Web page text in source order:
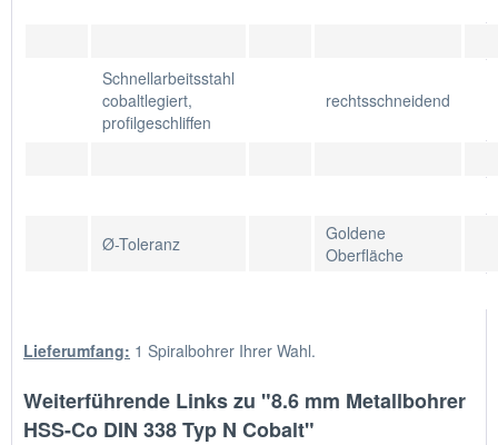
Schnellarbeitsstahl
cobaltlegiert,
profilgeschliffen
rechtsschneidend
Ø-Toleranz
Goldene
Oberfläche
Lieferumfang: 1 Spiralbohrer Ihrer Wahl.
Weiterführende Links zu "8.6 mm Metallbohrer
HSS-Co DIN 338 Typ N Cobalt"